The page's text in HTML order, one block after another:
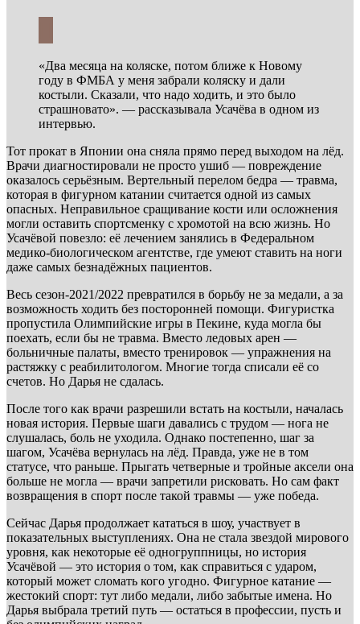
«Два месяца на коляске, потом ближе к Новому
году в ФМБА у меня забрали коляску и дали
костыли. Сказали, что надо ходить, и это было
страшновато». — рассказывала Усачёва в одном из
интервью.
Тот прокат в Японии она сняла прямо перед выходом на лёд.
Врачи диагностировали не просто ушиб — повреждение
оказалось серьёзным. Вертельный перелом бедра — травма,
которая в фигурном катании считается одной из самых
опасных. Неправильное сращивание кости или осложнения
могли оставить спортсменку с хромотой на всю жизнь. Но
Усачёвой повезло: её лечением занялись в Федеральном
медико-биологическом агентстве, где умеют ставить на ноги
даже самых безнадёжных пациентов.
Весь сезон-2021/2022 превратился в борьбу не за медали, а за
возможность ходить без посторонней помощи. Фигуристка
пропустила Олимпийские игры в Пекине, куда могла бы
поехать, если бы не травма. Вместо ледовых арен —
больничные палаты, вместо тренировок — упражнения на
растяжку с реабилитологом. Многие тогда списали её со
счетов. Но Дарья не сдалась.
После того как врачи разрешили встать на костыли, началась
новая история. Первые шаги давались с трудом — нога не
слушалась, боль не уходила. Однако постепенно, шаг за
шагом, Усачёва вернулась на лёд. Правда, уже не в том
статусе, что раньше. Прыгать четверные и тройные аксели она
больше не могла — врачи запретили рисковать. Но сам факт
возвращения в спорт после такой травмы — уже победа.
Сейчас Дарья продолжает кататься в шоу, участвует в
показательных выступлениях. Она не стала звездой мирового
уровня, как некоторые её одногруппницы, но история
Усачёвой — это история о том, как справиться с ударом,
который может сломать кого угодно. Фигурное катание —
жестокий спорт: тут либо медали, либо забытые имена. Но
Дарья выбрала третий путь — остаться в профессии, пусть и